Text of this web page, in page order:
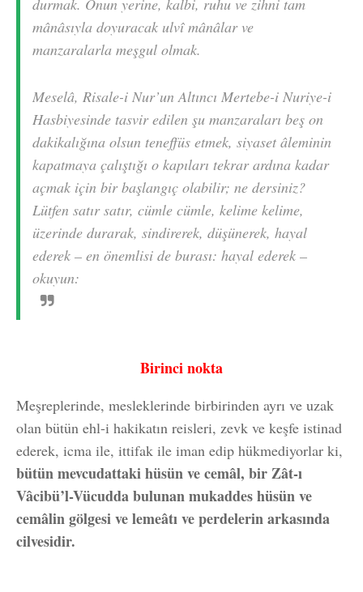
durmak. Onun yerine, kalbi, ruhu ve zihni tam
mânâsıyla doyuracak ulvî mânâlar ve
manzaralarla meşgul olmak.
Meselâ, Risale-i Nur’un Altıncı Mertebe-i Nuriye-i
Hasbiyesinde tasvir edilen şu manzaraları beş on
dakikalığına olsun teneffüs etmek, siyaset âleminin
kapatmaya çalıştığı o kapıları tekrar ardına kadar
açmak için bir başlangıç olabilir; ne dersiniz?
Lütfen satır satır, cümle cümle, kelime kelime,
üzerinde durarak, sindirerek, düşünerek, hayal
ederek – en önemlisi de burası: hayal ederek –
okuyun:
Birinci nokta
Meşreplerinde, mesleklerinde birbirinden ayrı ve uzak
olan bütün ehl-i hakikatın reisleri, zevk ve keşfe istinad
ederek, icma ile, ittifak ile iman edip hükmediyorlar ki,
bütün mevcudattaki hüsün ve cemâl, bir Zât-ı
Vâcibü’l-Vücudda bulunan mukaddes hüsün ve
cemâlin gölgesi ve lemeâtı ve perdelerin arkasında
cilvesidir.